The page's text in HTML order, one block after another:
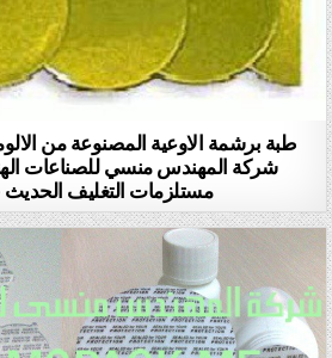
طبة برشمة الاوعية المصنوعة من
شركة المهندس منسي للصناعات
مستلزمات التغليف الحديث